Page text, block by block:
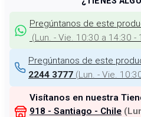
Pregúntanos de este
(Lun. - Vie. 10:30 a 14:30 -
Pregúntanos de este
2244 3777 (Lun. - Vie.
Visítanos en nuestra
918 - Santiago - Chile (